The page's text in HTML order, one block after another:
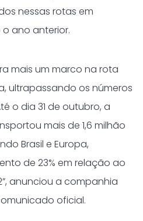
nessas rotas em
ano anterior.
mais um marco na rota
ultrapassando os números
o dia 31 de outubro, a
mais de 1,6 milhão
Brasil e Europa,
de 23% em relação ao
anunciou a companhia
oficial.